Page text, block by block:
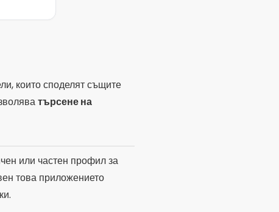
или частен профил за
Gramps е
с дълбоки нива на
записи.